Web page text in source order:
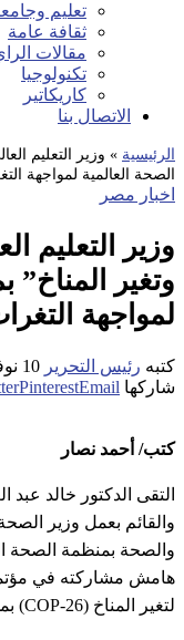
تعليم
ثقافة عامة
مقالات
تكنولوجيا
كاريكاتير
الاتصال بنا
الرئيسية » وزير التعليم
الصحة العالمية لمواجهة
اخبار مصر
وزير التعليم
وتغير المناخ”
لمواجهة
كتبه رئيس التحرير 10 نوفمبر، 2021
شاركها
PinterestEmail
كتب/ أحمد نصار
التقى الدكتور خالد عبد
والقائم بعمل وزير
والصحة بمنظمة الصحة
هامش مشاركته في مؤتمر
لتغير المناخ (COP-26) بمدينة (جلاسكو – المملكة المتحدة).